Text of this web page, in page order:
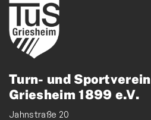
Turn- und Sportverein
Griesheim 1899 e.V.
Jahnstraße 20